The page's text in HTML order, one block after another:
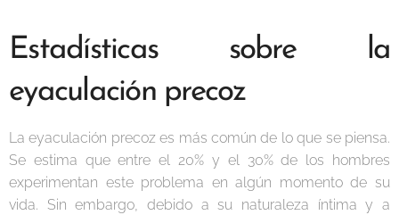
Estadísticas sobre la
eyaculación precoz
La eyaculación precoz es más común de lo que se piensa.
Se estima que entre el 20% y el 30% de los hombres
experimentan este problema en algún momento de su
vida. Sin embargo, debido a su naturaleza íntima y a